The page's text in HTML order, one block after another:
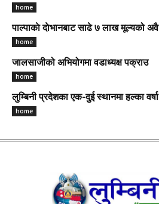
home
पाल्पाकाे दाेभानबाट साढे ७ लाख मूल्यको
home
जालसाजीको अभियोगमा वडाध्यक्ष पक्राउ
home
लुम्बिनी प्रदेशका एक-दुई स्थानमा हल्का वर्षा
home